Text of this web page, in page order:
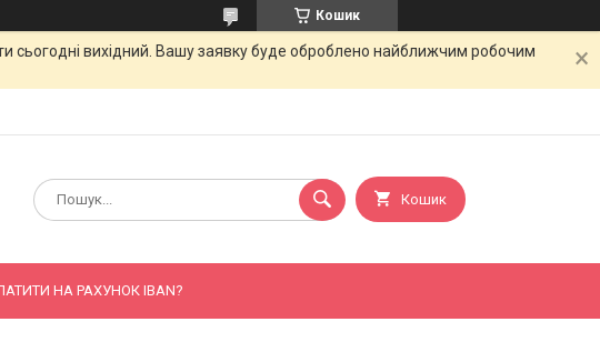
Кошик
сьогодні вихідний. Вашу заявку буде оброблено найближчим робочим
Кошик
НА РАХУНОК IBAN?